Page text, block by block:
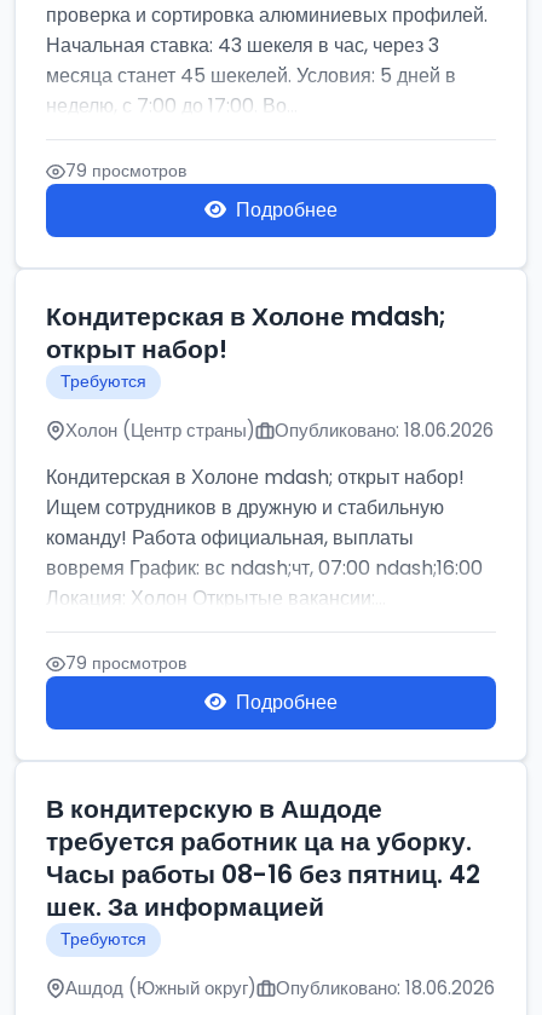
проверка и сортировка алюминиевых профилей.
Начальная ставка: 43 шекеля в час, через 3
месяца станет 45 шекелей. Условия: 5 дней в
неделю, с 7:00 до 17:00. Во...
79 просмотров
Подробнее
Кондитерская в Холоне mdash;
открыт набор!
Требуются
Холон (Центр страны) Опубликовано: 18.06.2026
Кондитерская в Холоне mdash; открыт набор!
Ищем сотрудников в дружную и стабильную
команду! Работа официальная, выплаты
вовремя График: вс ndash;чт, 07:00 ndash;16:00
Локация: Холон Открытые вакансии:...
79 просмотров
Подробнее
В кондитерскую в Ашдоде
требуется работник ца на уборку.
Часы работы 08-16 без пятниц. 42
шек. За информацией
Требуются
Ашдод (Южный округ) Опубликовано: 18.06.2026